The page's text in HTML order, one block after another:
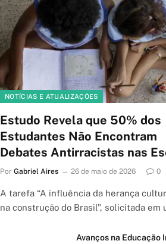
NOTÍCIAS E ATUALIZAÇÕES
Estudo Revela que 50% dos
Estudantes Não Encontram
Debates Antirracistas nas
Por Gabriel Aires 26 de maio de 2026 0
A tarefa “A influência da herança
na construção do Brasil”, solicitada em
Avanços na Educação